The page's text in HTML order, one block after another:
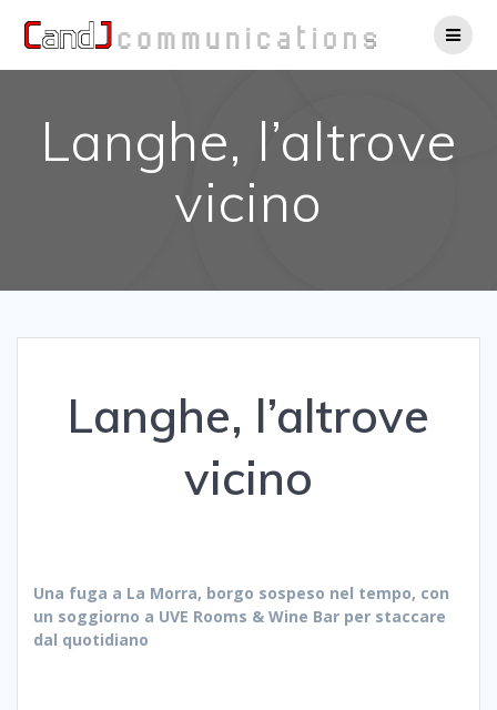
al
Langhe, l’altrove
vicino
Langhe, l’altrove
vicino
Una fuga a La Morra, borgo sospeso nel tempo, con
un soggiorno a UVE Rooms & Wine Bar per staccare
dal quotidiano